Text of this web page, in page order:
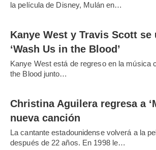
la película de Disney, Mulán en…
Kanye West y Travis Scott se
‘Wash Us in the Blood’
Kanye West está de regreso en la música
the Blood junto…
Christina Aguilera regresa a
nueva canción
La cantante estadounidense volverá a la
después de 22 años. En 1998 le…